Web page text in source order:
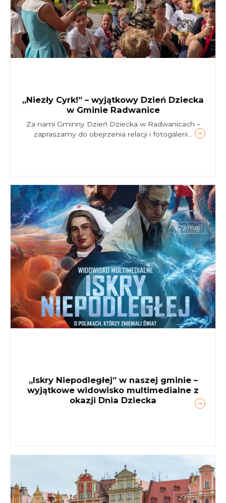
„Niezły Cyrk!” – wyjątkowy Dzień Dziecka
w Gminie Radwanice
Za nami Gminny Dzień Dziecka w Radwanicach –
zapraszamy do obejrzenia relacji i fotogalerii...
29 maj
„Iskry Niepodległej” w naszej gminie –
wyjątkowe widowisko multimedialne z
okazji Dnia Dziecka
29 maj